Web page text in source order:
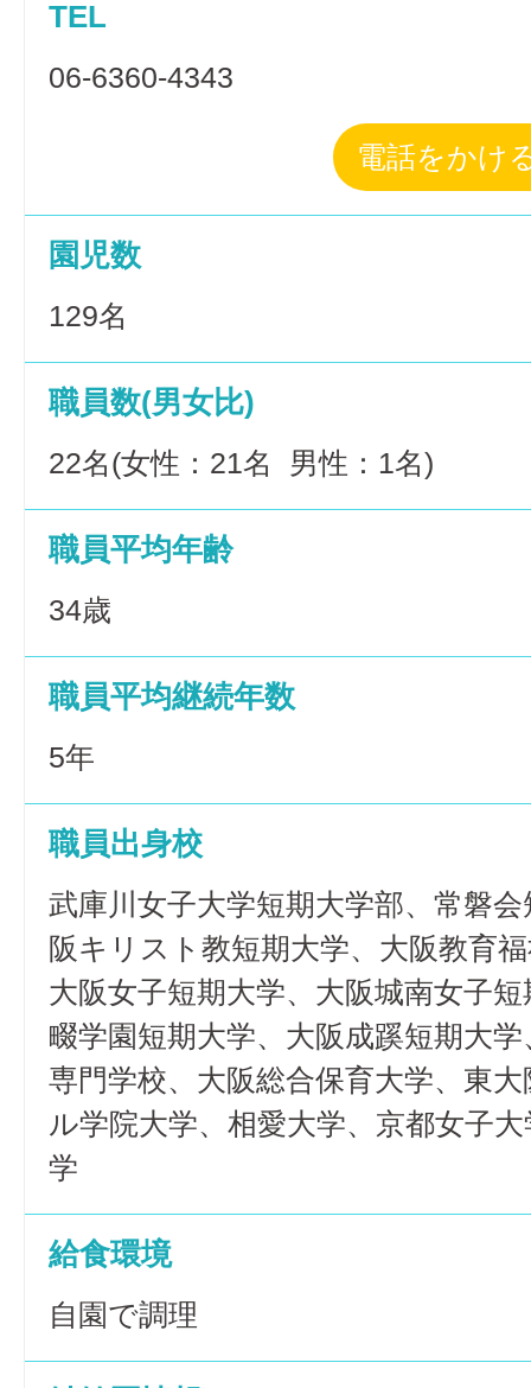
TEL
06-6360-4343
電話をかけ
園児数
129名
職員数(男女比)
22名(女性：21名 男性：1名)
職員平均年齢
34歳
職員平均継続年数
5年
職員出身校
武庫川女子大学短期大学部、常磐
阪キリスト教短期大学、大阪教育
大阪女子短期大学、大阪城南女子
畷学園短期大学、大阪成蹊短期大
専門学校、大阪総合保育大学、東
ル学院大学、相愛大学、京都女子
学
給食環境
自園で調理